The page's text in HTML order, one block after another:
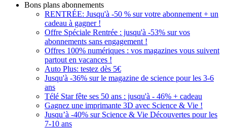
Bons plans abonnements
RENTRÉE: Jusqu'à -50 % sur votre abonnement + un
cadeau à gagner !
Offre Spéciale Rentrée : jusqu'à -53% sur vos
abonnements sans engagement !
Offres 100% numériques : vos magazines vous suivent
partout en vacances !
Auto Plus: testez dès 5€
Jusqu'à -36% sur le magazine de science pour les 3-6
ans
Télé Star fête ses 50 ans : jusqu'à - 46% + cadeau
Gagnez une imprimante 3D avec Science & Vie !
Jusqu’à -40% sur Science & Vie Découvertes pour les
7-10 ans